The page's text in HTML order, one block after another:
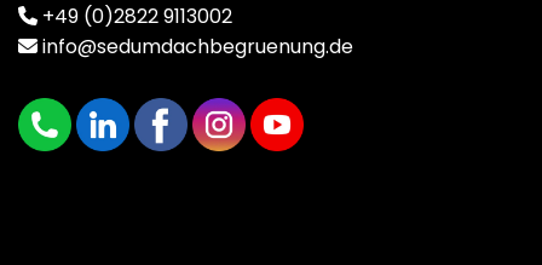
+49 (0)2822 9113002
info@sedumdachbegruenung.de